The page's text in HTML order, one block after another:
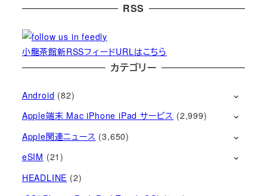
RSS
小龍茶館新RSSフィードURLはこちら
カテゴリー
Android (82)
Apple端末 Mac iPhone iPad サービス (2,999)
Apple関連ニュース (3,650)
eSIM (21)
HEADLINE (2)